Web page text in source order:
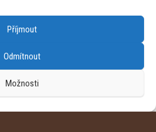
Příjmout
Odmítnout
Možnosti
POHOVKA, textil, hnědá
cena byla: 12 999 Kč.
11 049KčAktuální cena je: 11 049 Kč.